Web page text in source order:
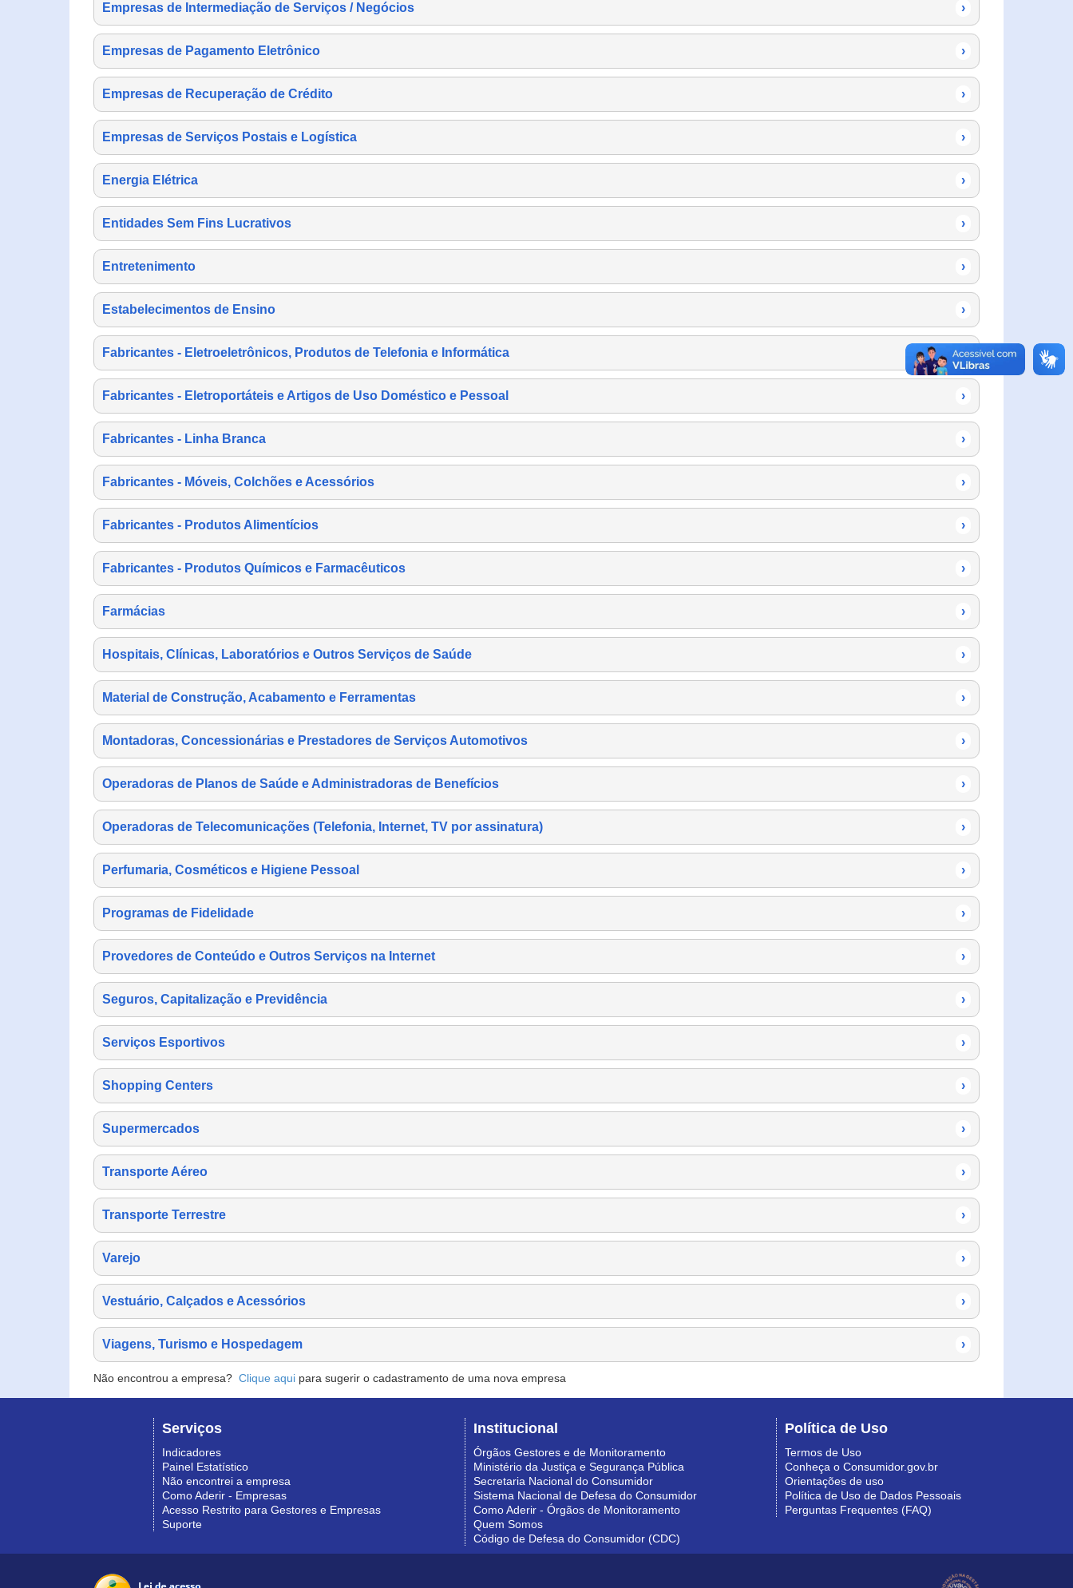
Empresas de Intermediação de Serviços / Negócios ›
Empresas de Pagamento Eletrônico ›
Empresas de Recuperação de Crédito ›
Empresas de Serviços Postais e Logística ›
Energia Elétrica ›
Entidades Sem Fins Lucrativos ›
Entretenimento ›
Estabelecimentos de Ensino ›
Fabricantes - Eletroeletrônicos, Produtos de Telefonia e Informática ›
Fabricantes - Eletroportáteis e Artigos de Uso Doméstico e Pessoal ›
Fabricantes - Linha Branca ›
Fabricantes - Móveis, Colchões e Acessórios ›
Fabricantes - Produtos Alimentícios ›
Fabricantes - Produtos Químicos e Farmacêuticos ›
Farmácias ›
Hospitais, Clínicas, Laboratórios e Outros Serviços de Saúde ›
Material de Construção, Acabamento e Ferramentas ›
Montadoras, Concessionárias e Prestadores de Serviços Automotivos ›
Operadoras de Planos de Saúde e Administradoras de Benefícios ›
Operadoras de Telecomunicações (Telefonia, Internet, TV por assinatura) ›
Perfumaria, Cosméticos e Higiene Pessoal ›
Programas de Fidelidade ›
Provedores de Conteúdo e Outros Serviços na Internet ›
Seguros, Capitalização e Previdência ›
Serviços Esportivos ›
Shopping Centers ›
Supermercados ›
Transporte Aéreo ›
Transporte Terrestre ›
Varejo ›
Vestuário, Calçados e Acessórios ›
Viagens, Turismo e Hospedagem ›
Não encontrou a empresa? Clique aqui para sugerir o cadastramento de uma nova empresa
Serviços
Indicadores
Painel Estatístico
Não encontrei a empresa
Como Aderir - Empresas
Acesso Restrito para Gestores e Empresas
Suporte
Institucional
Órgãos Gestores e de Monitoramento
Ministério da Justiça e Segurança Pública
Secretaria Nacional do Consumidor
Sistema Nacional de Defesa do Consumidor
Como Aderir - Órgãos de Monitoramento
Quem Somos
Código de Defesa do Consumidor (CDC)
Política de Uso
Termos de Uso
Conheça o Consumidor.gov.br
Orientações de uso
Política de Uso de Dados Pessoais
Perguntas Frequentes (FAQ)